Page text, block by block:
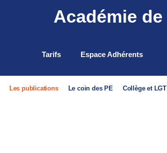
Académie de
Tarifs Espace Adhérents
Les publications Le coin des PE Collège et LGT